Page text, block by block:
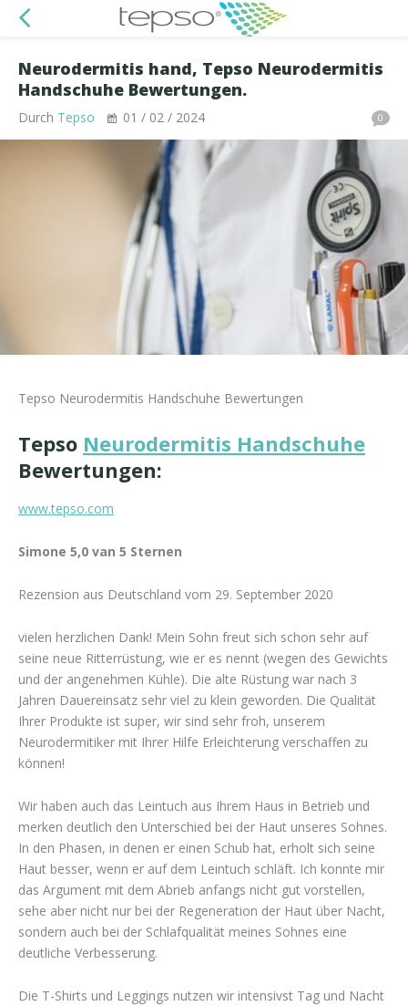
Neurodermitis hand, Tepso Neurodermitis
Handschuhe Bewertungen.
Durch Tepso 01 / 02 / 2024 0
Tepso Neurodermitis Handschuhe Bewertungen
Tepso Neurodermitis Handschuhe
Bewertungen:
www.tepso.com
Simone 5,0 van 5 Sternen
Rezension aus Deutschland vom 29. September 2020
vielen herzlichen Dank! Mein Sohn freut sich schon sehr auf
seine neue Ritterrüstung, wie er es nennt (wegen des Gewichts
und der angenehmen Kühle). Die alte Rüstung war nach 3
Jahren Dauereinsatz sehr viel zu klein geworden. Die Qualität
Ihrer Produkte ist super, wir sind sehr froh, unserem
Neurodermitiker mit Ihrer Hilfe Erleichterung verschaffen zu
können!
Wir haben auch das Leintuch aus Ihrem Haus in Betrieb und
merken deutlich den Unterschied bei der Haut unseres Sohnes.
In den Phasen, in denen er einen Schub hat, erholt sich seine
Haut besser, wenn er auf dem Leintuch schläft. Ich konnte mir
das Argument mit dem Abrieb anfangs nicht gut vorstellen,
sehe aber nicht nur bei der Regeneration der Haut über Nacht,
sondern auch bei der Schlafqualität meines Sohnes eine
deutliche Verbesserung.
Die T-Shirts und Leggings nutzen wir intensivst Tag und Nacht